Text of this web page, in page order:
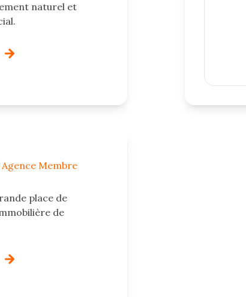
naturel et
Membre
place de
de